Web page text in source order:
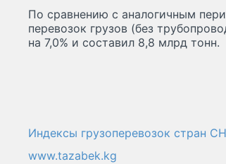
По сравнению с аналогичным
перевозок грузов (без
на 7,0% и составил 8,8 млрд тонн.
Индексы грузоперевозок стран
www.tazabek.kg